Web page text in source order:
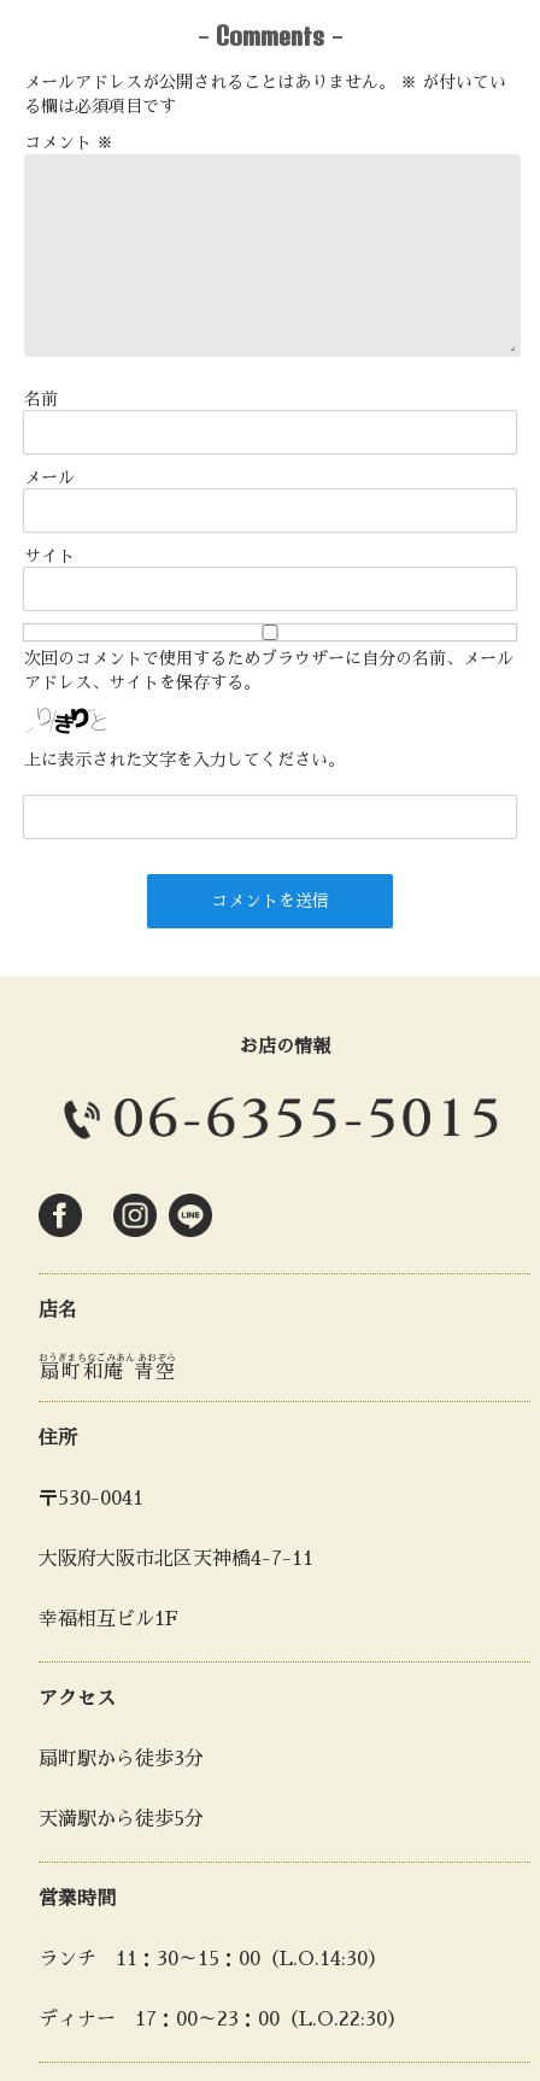
- Comments -
メールアドレスが公開されることはありません。 ※ が付いてい
る欄は必須項目です
コメント ※
名前
メール
サイト
次回のコメントで使用するためブラウザーに自分の名前、メール
アドレス、サイトを保存する。
上に表示された文字を入力してください。
お店の情報
店名
扇町和庵 青空
おうぎまちなごみあん あおぞら
住所
〒530-0041
大阪府大阪市北区天神橋4-7-11
幸福相互ビル1F
アクセス
扇町駅から徒歩3分
天満駅から徒歩5分
営業時間
ランチ 11：30～15：00（L.O.14:30）
ディナー 17：00～23：00（L.O.22:30）